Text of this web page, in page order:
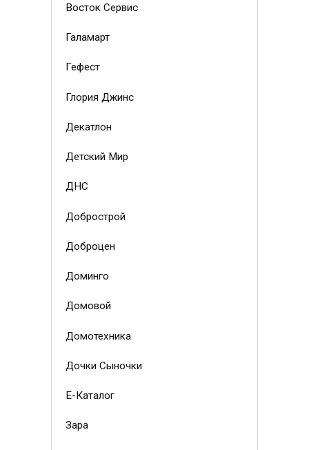
Восток Сервис
Галамарт
Гефест
Глория Джинс
Декатлон
Детский Мир
ДНС
Добрострой
Доброцен
Доминго
Домовой
Домотехника
Дочки Сыночки
Е-Каталог
Зара